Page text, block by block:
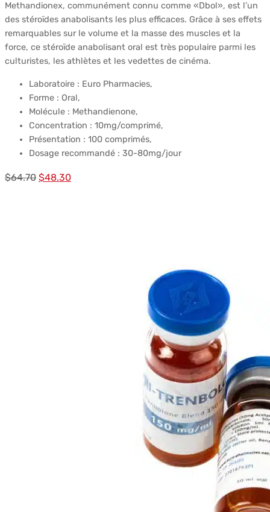
Methandionex, communément connu comme «Dbol», est l’un
des stéroïdes anabolisants les plus efficaces. Grâce à ses effets
remarquables sur le volume et la masse des muscles et la
force, ce stéroïde anabolisant oral est très populaire parmi les
culturistes, les athlètes et les vedettes de cinéma.
Laboratoire : Euro Pharmacies,
Forme : Oral,
Molécule : Methandienone,
Concentration : 10mg/comprimé,
Présentation : 100 comprimés,
Dosage recommandé : 30-80mg/jour
$64.70 Le
$48.30Le